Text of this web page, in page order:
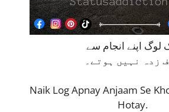
لوگ اپنے انجام سے
زدہ نہیں ہوتے۔
Naik Log Apnay Anjaam Se
Hotay.